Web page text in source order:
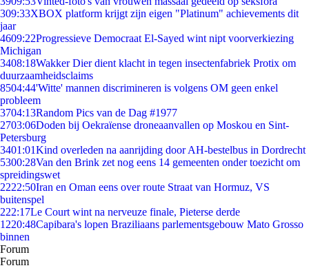
309:33XBOX platform krijgt zijn eigen "Platinum" achievements dit
jaar
4609:22Progressieve Democraat El-Sayed wint nipt voorverkiezing
Michigan
3408:18Wakker Dier dient klacht in tegen insectenfabriek Protix om
duurzaamheidsclaims
8504:44'Witte' mannen discrimineren is volgens OM geen enkel
probleem
3704:13Random Pics van de Dag #1977
2703:06Doden bij Oekraïense droneaanvallen op Moskou en Sint-
Petersburg
3401:01Kind overleden na aanrijding door AH-bestelbus in Dordrecht
5300:28Van den Brink zet nog eens 14 gemeenten onder toezicht om
spreidingswet
2222:50Iran en Oman eens over route Straat van Hormuz, VS
buitenspel
222:17Le Court wint na nerveuze finale, Pieterse derde
1220:48Capibara's lopen Braziliaans parlementsgebouw Mato Grosso
binnen
Forum
Forum